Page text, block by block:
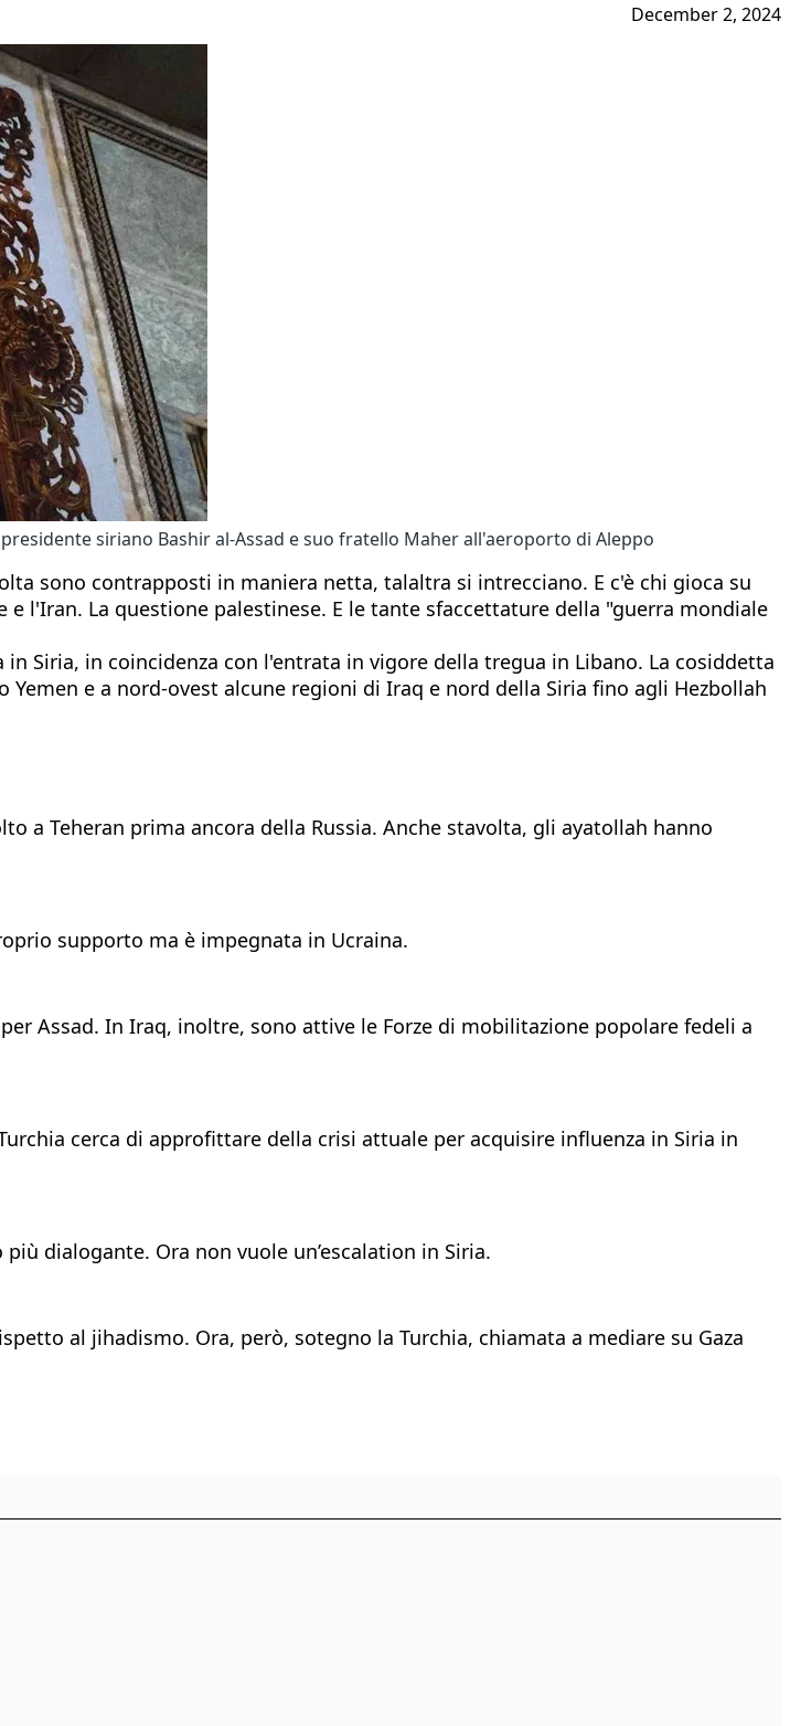
December 2, 2024
siriano Bashir al-Assad e suo fratello Maher all'aeroporto di Aleppo
sono contrapposti in maniera netta, talaltra si intrecciano. E c'è chi gioca su
l'Iran. La questione palestinese. E le tante sfaccettature della "guerra mondiale
Siria, in coincidenza con l'entrata in vigore della tregua in Libano. La cosiddetta
e a nord-ovest alcune regioni di Iraq e nord della Siria fino agli Hezbollah
a Teheran prima ancora della Russia. Anche stavolta, gli ayatollah hanno
supporto ma è impegnata in Ucraina.
Assad. In Iraq, inoltre, sono attive le Forze di mobilitazione popolare fedeli a
cerca di approfittare della crisi attuale per acquisire influenza in Siria in
dialogante. Ora non vuole un’escalation in Siria.
al jihadismo. Ora, però, sotegno la Turchia, chiamata a mediare su Gaza